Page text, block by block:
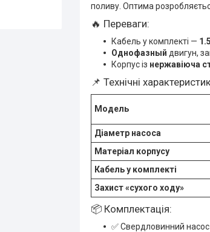
поливу. Оптима
🔥 Переваги:
Кабель у комплекті —
Однофазный двигун,
Корпус із нержавіюча
📌 Технічні
Модель
Діаметр насоса
Матеріал корпусу
Кабель у комплекті
Захист «сухого ходу»
📦 Комплектація:
✅ Свердловинний